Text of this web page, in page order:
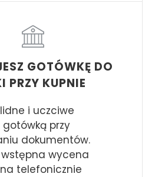
GOTÓWKĘ DO
PRZY KUPNIE
i uczciwe
gotówką przy
dokumentów.
wycena
telefonicznie